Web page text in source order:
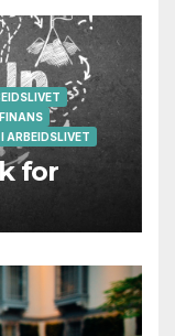
ARBEIDSLIVET
for